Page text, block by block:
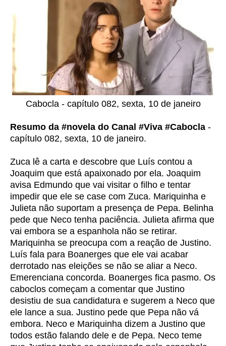
Cabocla - capítulo 082, sexta, 10 de janeiro
Resumo da #novela do Canal #Viva #Cabocla -
capítulo 082, sexta, 10 de janeiro.
Zuca lê a carta e descobre que Luís contou a
Joaquim que está apaixonado por ela. Joaquim
avisa Edmundo que vai visitar o filho e tentar
impedir que ele se case com Zuca. Mariquinha e
Julieta não suportam a presença de Pepa. Belinha
pede que Neco tenha paciência. Julieta afirma que
vai embora se a espanhola não se retirar.
Mariquinha se preocupa com a reação de Justino.
Luís fala para Boanerges que ele vai acabar
derrotado nas eleições se não se aliar a Neco.
Emerenciana concorda. Boanerges fica pasmo. Os
caboclos começam a comentar que Justino
desistiu de sua candidatura e sugerem a Neco que
ele lance a sua. Justino pede que Pepa não vá
embora. Neco e Mariquinha dizem a Justino que
todos estão falando dele e de Pepa. Neco teme